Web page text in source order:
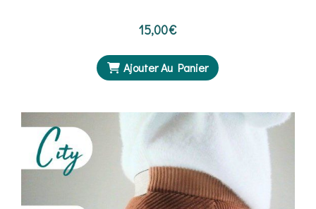
15,00€
Ajouter Au Panier